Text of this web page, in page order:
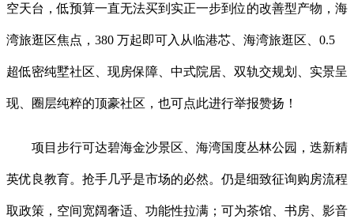
空天台，低预算一直无法买到实正一步到位的改善型产物，海
湾旅逛区焦点，380 万起即可入从临港芯、海湾旅逛区、0.5
超低密纯墅社区、现房保障、中式院居、双轨交规划、实景呈
现、圈层纯粹的顶豪社区，也可点此进行举报赞扬！
项目步行可达碧海金沙景区、海湾国度丛林公园，迭新精
英优良教育。抢手几乎是市场的必然。仍是细致征询购房流程
取政策，空间宽阔奢适、功能性拉满；可为茶馆、书房、影音